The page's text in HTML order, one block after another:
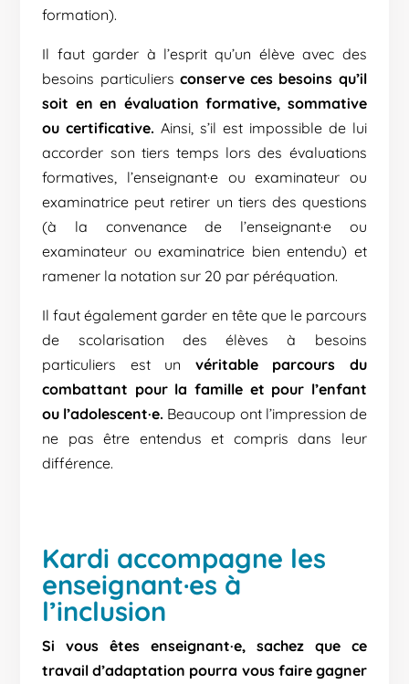
formation).
Il faut garder à l’esprit qu’un élève avec des
besoins particuliers conserve ces besoins qu’il
soit en en évaluation formative, sommative
ou certificative. Ainsi, s’il est impossible de lui
accorder son tiers temps lors des évaluations
formatives, l’enseignant·e ou examinateur ou
examinatrice peut retirer un tiers des questions
(à la convenance de l’enseignant·e ou
examinateur ou examinatrice bien entendu) et
ramener la notation sur 20 par péréquation.
Il faut également garder en tête que le parcours
de scolarisation des élèves à besoins
particuliers est un véritable parcours du
combattant pour la famille et pour l’enfant
ou l’adolescent·e. Beaucoup ont l’impression de
ne pas être entendus et compris dans leur
différence.
Kardi accompagne les
enseignant·es à
l’inclusion
Si vous êtes enseignant·e, sachez que ce
travail d’adaptation pourra vous faire gagner